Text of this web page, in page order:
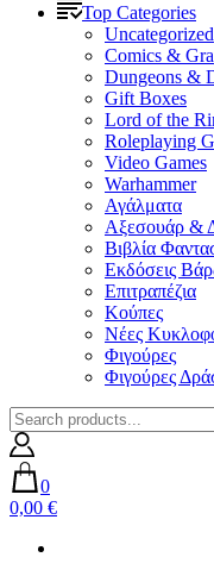
Top Categories
Uncategorized
Comics &
Dungeons &
Gift Boxes
Lord of the
Roleplaying
Video Games
Warhammer
Αγάλματα
Αξεσουάρ &
Βιβλία
Εκδόσεις
Επιτραπέζια
Κούπες
Νέες
Φιγούρες
Φιγούρες
0
0,00 €